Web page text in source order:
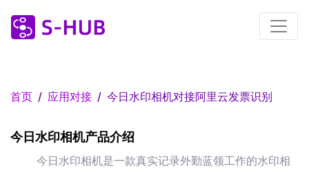
首页 应用对接 今日水印相机对接阿里云发票识别
今日水印相机产品介绍
今日水印相机是一款真实记录外勤蓝领工作的水印相